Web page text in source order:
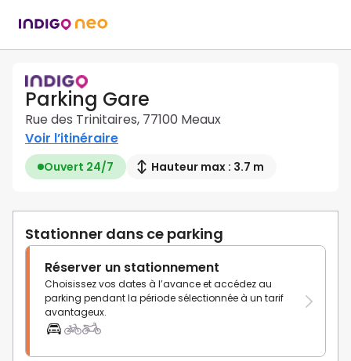
Parking Gare
Rue des Trinitaires, 77100 Meaux
Voir l’itinéraire
Ouvert 24/7 Hauteur max : 3.7 m
Stationner dans ce parking
Réserver un stationnement
Choisissez vos dates à l’avance et accédez au
parking pendant la période sélectionnée à un tarif
avantageux.